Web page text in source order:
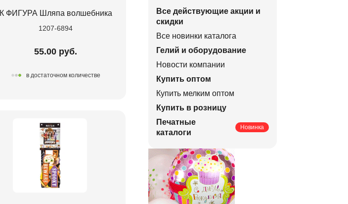
К ФИГУРА Шляпа волшебника
1207-6894
55.00 руб.
в достаточном количестве
Все действующие акции и
скидки
Все новинки каталога
Гелий и оборудование
Новости компании
Купить оптом
Купить мелким оптом
Купить в розницу
Печатные
каталоги
Новинка